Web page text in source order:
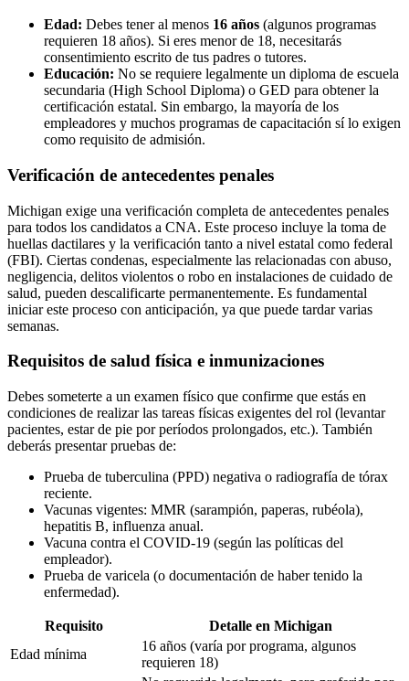
Edad: Debes tener al menos 16 años (algunos programas
requieren 18 años). Si eres menor de 18, necesitarás
consentimiento escrito de tus padres o tutores.
Educación: No se requiere legalmente un diploma de escuela
secundaria (High School Diploma) o GED para obtener la
certificación estatal. Sin embargo, la mayoría de los
empleadores y muchos programas de capacitación sí lo exigen
como requisito de admisión.
Verificación de antecedentes penales
Michigan exige una verificación completa de antecedentes penales
para todos los candidatos a CNA. Este proceso incluye la toma de
huellas dactilares y la verificación tanto a nivel estatal como federal
(FBI). Ciertas condenas, especialmente las relacionadas con abuso,
negligencia, delitos violentos o robo en instalaciones de cuidado de
salud, pueden descalificarte permanentemente. Es fundamental
iniciar este proceso con anticipación, ya que puede tardar varias
semanas.
Requisitos de salud física e inmunizaciones
Debes someterte a un examen físico que confirme que estás en
condiciones de realizar las tareas físicas exigentes del rol (levantar
pacientes, estar de pie por períodos prolongados, etc.). También
deberás presentar pruebas de:
Prueba de tuberculina (PPD) negativa o radiografía de tórax
reciente.
Vacunas vigentes: MMR (sarampión, paperas, rubéola),
hepatitis B, influenza anual.
Vacuna contra el COVID-19 (según las políticas del
empleador).
Prueba de varicela (o documentación de haber tenido la
enfermedad).
Requisito
Detalle en Michigan
Edad mínima
16 años (varía por programa, algunos
requieren 18)